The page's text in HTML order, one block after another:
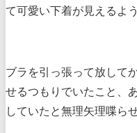
て可愛い下着が見えるよ
ブラを引っ張って放して
せるつもりでいたこと、
していたと無理矢理喋らせ